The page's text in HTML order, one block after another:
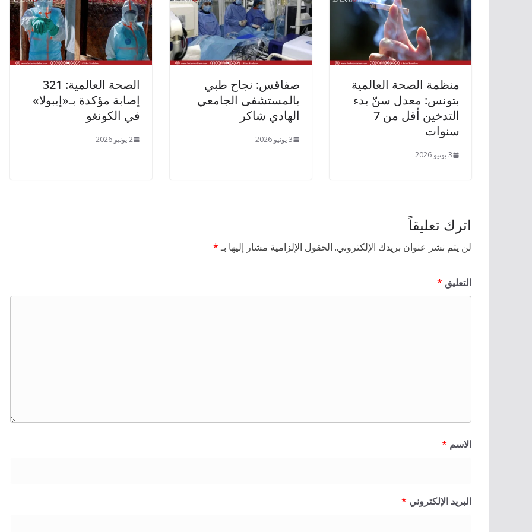
منظمة الصحة العالمية
بتونس: معدل سنّ بدء
التدخين أقل من 7
سنوات
3 يونيو 2026
صفاقس: نجاح طبي
بالمستشفى الجامعي
الهادي شاكر
3 يونيو 2026
الصحة العالمية: 321
إصابة مؤكدة بـ«إيبولا»
في الكونغو
2 يونيو 2026
اترك تعليقاً
لن يتم نشر عنوان بريدك الإلكتروني. الحقول الإلزامية مشار إليها بـ*
التعليق *
الاسم *
البريد الإلكتروني *